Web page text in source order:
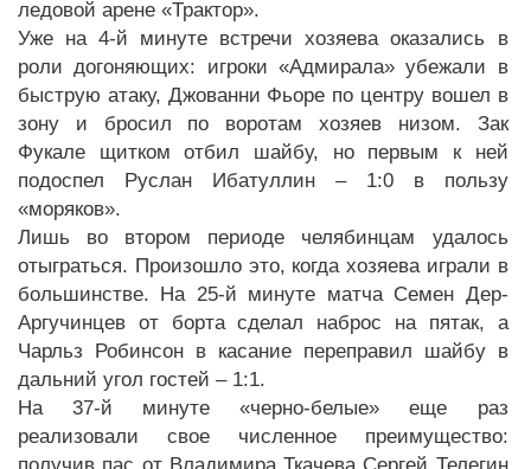
ледовой арене «Трактор».
Уже на 4-й минуте встречи хозяева оказались в
роли догоняющих: игроки «Адмирала» убежали в
быструю атаку, Джованни Фьоре по центру вошел в
зону и бросил по воротам хозяев низом. Зак
Фукале щитком отбил шайбу, но первым к ней
подоспел Руслан Ибатуллин – 1:0 в пользу
«моряков».
Лишь во втором периоде челябинцам удалось
отыграться. Произошло это, когда хозяева играли в
большинстве. На 25-й минуте матча Семен Дер-
Аргучинцев от борта сделал наброс на пятак, а
Чарльз Робинсон в касание переправил шайбу в
дальний угол гостей – 1:1.
На 37-й минуте «черно-белые» еще раз
реализовали свое численное преимущество:
получив пас от Владимира Ткачева Сергей Телегин